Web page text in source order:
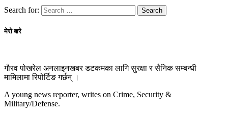
Search for:
मेरो बारे
गाैरव पोखरेल अनलाइनखबर डटकमका लागि सुरक्षा र सैनिक सम्बन्धी
मामिलामा रिपोर्टिङ गर्छन् ।
A young news reporter, writes on Crime, Security &
Military/Defense.